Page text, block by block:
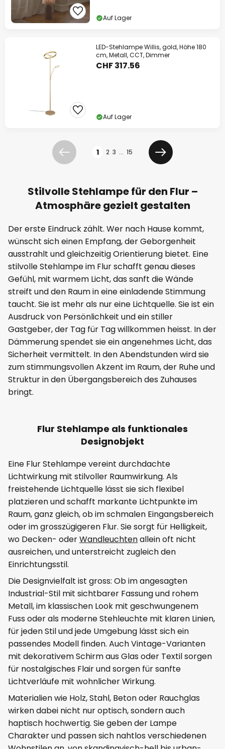
Auf Lager
LED-Stehlampe Willis, gold, Höhe 180
cm, Metall, CCT, Dimmer
CHF 317.56
Auf Lager
Zurück 1 2 3 ... 15
Weiter
Stilvolle Stehlampe für den Flur –
Atmosphäre gezielt gestalten
Der erste Eindruck zählt. Wer nach Hause kommt,
wünscht sich einen Empfang, der Geborgenheit
ausstrahlt und gleichzeitig Orientierung bietet. Eine
stilvolle Stehlampe im Flur schafft genau dieses
Gefühl, mit warmem Licht, das sanft die Wände
streift und den Raum in eine einladende Stimmung
taucht. Sie ist mehr als nur eine Lichtquelle. Sie ist ein
Ausdruck von Persönlichkeit und ein stiller
Gastgeber, der Tag für Tag willkommen heisst. In der
Dämmerung spendet sie ein angenehmes Licht, das
Sicherheit vermittelt. In den Abendstunden wird sie
zum stimmungsvollen Akzent im Raum, der Ruhe und
Struktur in den Übergangsbereich des Zuhauses
bringt.
Flur Stehlampe als funktionales
Designobjekt
Eine Flur Stehlampe vereint durchdachte
Lichtwirkung mit stilvoller Raumwirkung. Als
freistehende Lichtquelle lässt sie sich flexibel
platzieren und schafft markante Lichtpunkte im
Raum, ganz gleich, ob im schmalen Eingangsbereich
oder im grosszügigeren Flur. Sie sorgt für Helligkeit,
wo Decken- oderWandleuchtenallein oft nicht
ausreichen, und unterstreicht zugleich den
Einrichtungsstil.
Die Designvielfalt ist gross: Ob im angesagten
Industrial-Stil mit sichtbarer Fassung und rohem
Metall, im klassischen Look mit geschwungenem
Fuss oder als moderne Stehleuchte mit klaren Linien,
für jeden Stil und jede Umgebung lässt sich ein
passendes Modell finden. Auch Vintage-Varianten
mit dekorativem Schirm aus Glas oder Textil sorgen
für nostalgisches Flair und sorgen für sanfte
Lichtverläufe mit wohnlicher Wirkung.
Materialien wie Holz, Stahl, Beton oder Rauchglas
wirken dabei nicht nur optisch, sondern auch
haptisch hochwertig. Sie geben der Lampe
Charakter und passen sich nahtlos verschiedenen